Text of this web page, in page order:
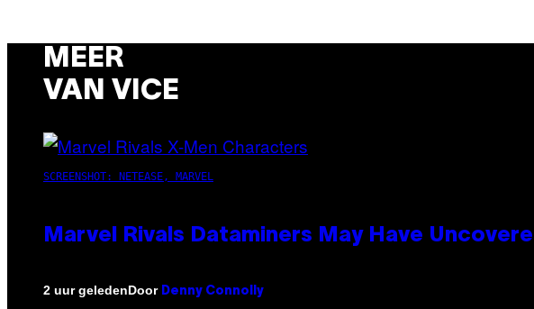
MEER
VAN VICE
SCREENSHOT: NETEASE, MARVEL
Marvel Rivals Dataminers May Have
2 uur geledenDoor Denny Connolly